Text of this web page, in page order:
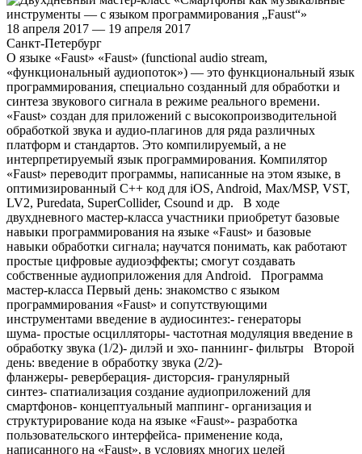
18 апреля 2017 — 19 апреля 2017
Санкт-Петербург
О языке «Faust» «Faust» (functional audio stream,
«функциональный аудиопоток») — это функциональный язык
программирования, специально созданный для обработки и
синтеза звукового сигнала в режиме реального времени.
«Faust» создан для приложений с высокопроизводительной
обработкой звука и аудио-плагинов для ряда различных
платформ и стандартов. Это компилируемый, а не
интерпретируемый язык программирования. Компилятор
«Faust» переводит программы, написанные на этом языке, в
оптимизированный С++ код для iOS, Android, Max/MSP, VST,
LV2, Puredata, SuperCollider, Csound и др. В ходе
двухдневного мастер-класса участники приобретут базовые
навыки программирования на языке «Faust» и базовые
навыки обработки сигнала; научатся понимать, как работают
простые цифровые аудиоэффекты; смогут создавать
собственные аудиоприложения для Android. Программа
мастер-класса Первый день: знакомство с языком
программирования «Faust» и сопутствующими
инструментами введение в аудиосинтез:- генераторы
шума- простые осцилляторы- частотная модуляция введение в
обработку звука (1/2)- дилэй и эхо- паннинг- фильтры Второй
день: введение в обработку звука (2/2)-
фланжеры- реверберация- дисторсия- гранулярный
синтез- спатиализация создание аудиоприложений для
смартфонов- концептуальный маппинг- организация и
структурирование кода на языке «Faust»- разработка
пользовательского интерфейса- применение кода,
написанного на «Faust», в условиях многих целей